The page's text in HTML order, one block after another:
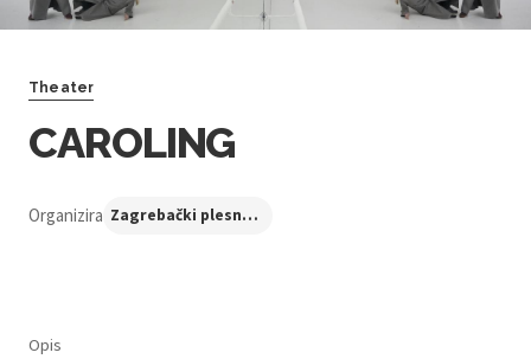
Theater
CAROLING
Organizira Zagrebački plesni centar
Opis